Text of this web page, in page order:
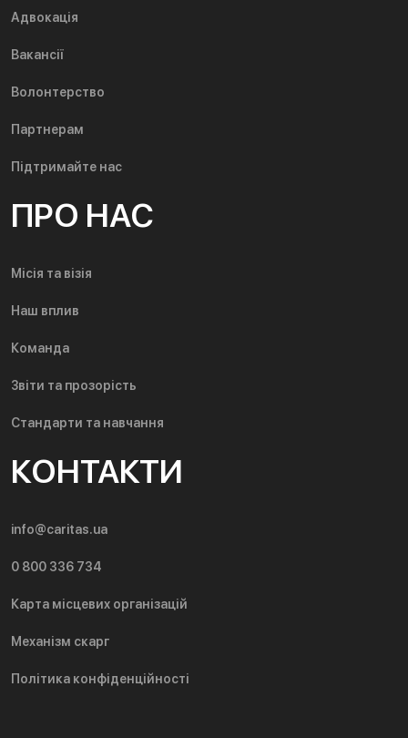
Адвокація
Вакансії
Волонтерство
Партнерам
Підтримайте нас
ПРО НАС
Місія та візія
Наш вплив
Команда
Звіти та прозорість
Стандарти та навчання
КОНТАКТИ
info@caritas.ua
0 800 336 734
Карта місцевих організацій
Механізм скарг
Політика конфіденційності